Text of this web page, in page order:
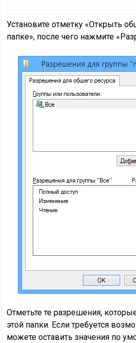
Установите отметку «Открыть
папке», после чего нажмите
Отметьте те разрешения,
этой папки. Если требуется
можете оставить значения по